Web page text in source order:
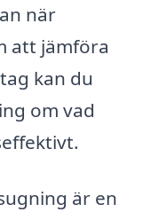
när
att jämföra
kan du
om vad
är en